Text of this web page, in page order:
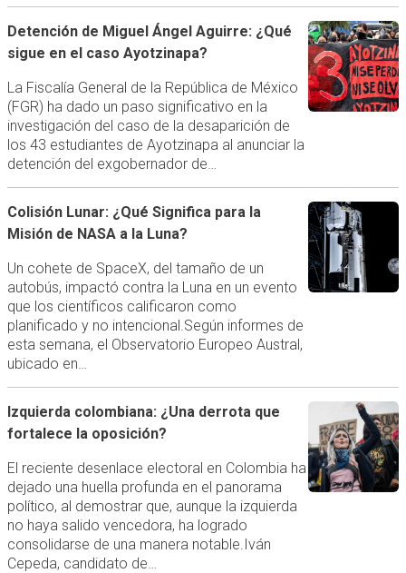
Detención de Miguel Ángel Aguirre: ¿Qué
sigue en el caso Ayotzinapa?
La Fiscalía General de la República de México
(FGR) ha dado un paso significativo en la
investigación del caso de la desaparición de
los 43 estudiantes de Ayotzinapa al anunciar la
detención del exgobernador de…
Colisión Lunar: ¿Qué Significa para la
Misión de NASA a la Luna?
Un cohete de SpaceX, del tamaño de un
autobús, impactó contra la Luna en un evento
que los científicos calificaron como
planificado y no intencional.Según informes de
esta semana, el Observatorio Europeo Austral,
ubicado en…
Izquierda colombiana: ¿Una derrota que
fortalece la oposición?
El reciente desenlace electoral en Colombia ha
dejado una huella profunda en el panorama
político, al demostrar que, aunque la izquierda
no haya salido vencedora, ha logrado
consolidarse de una manera notable.Iván
Cepeda, candidato de…